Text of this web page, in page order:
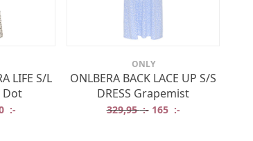
LIFE S/L
Dot
ursprungliga priset var: 379,95 :-.
:-Det nuvarande priset är: 190 :-.
ONLY
ONLBERA BACK LACE UP S/S
DRESS Grapemist
329,95:- Det ursprungliga
165 :-Det